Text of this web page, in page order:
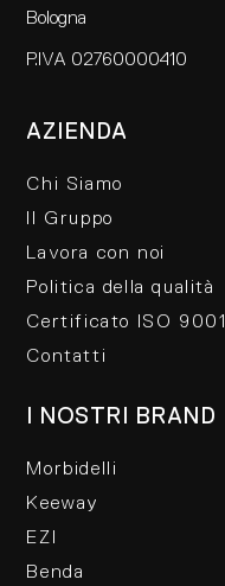
Bologna
P.IVA 02760000410
AZIENDA
Chi Siamo
Il Gruppo
Lavora con noi
Politica della qualità
Certificato ISO 9001
Contatti
I NOSTRI BRAND
Morbidelli
Keeway
EZI
Benda